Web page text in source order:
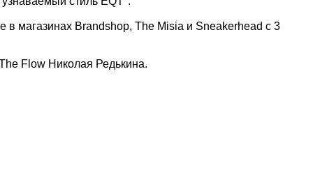
в магазинах Brandshop, The Misia и Sneakerhead с 3
Flow Николая Редькина.